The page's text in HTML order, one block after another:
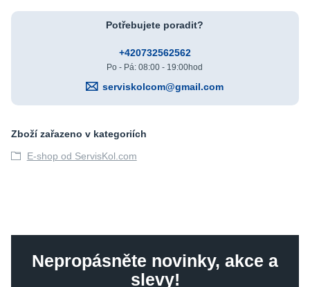
Potřebujete poradit?
+420732562562
Po - Pá: 08:00 - 19:00hod
serviskolcom@gmail.com
Zboží zařazeno v kategoriích
E-shop od ServisKol.com
Nepropásněte novinky, akce a
slevy!